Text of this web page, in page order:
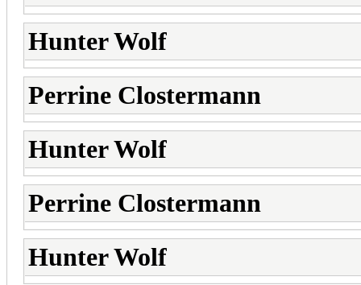
Hunter Wolf
Perrine Clostermann
Hunter Wolf
Perrine Clostermann
Hunter Wolf